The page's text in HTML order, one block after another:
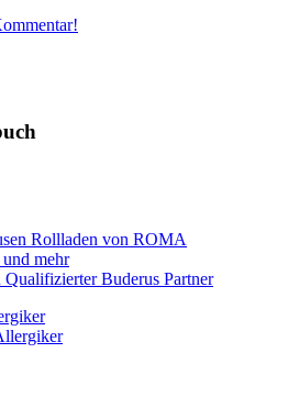
Rollladen von ROMA
Buderus Partner